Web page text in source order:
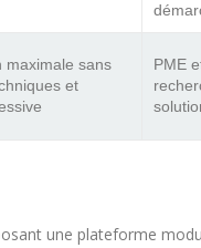
maximale sans
et
PME
une plateforme